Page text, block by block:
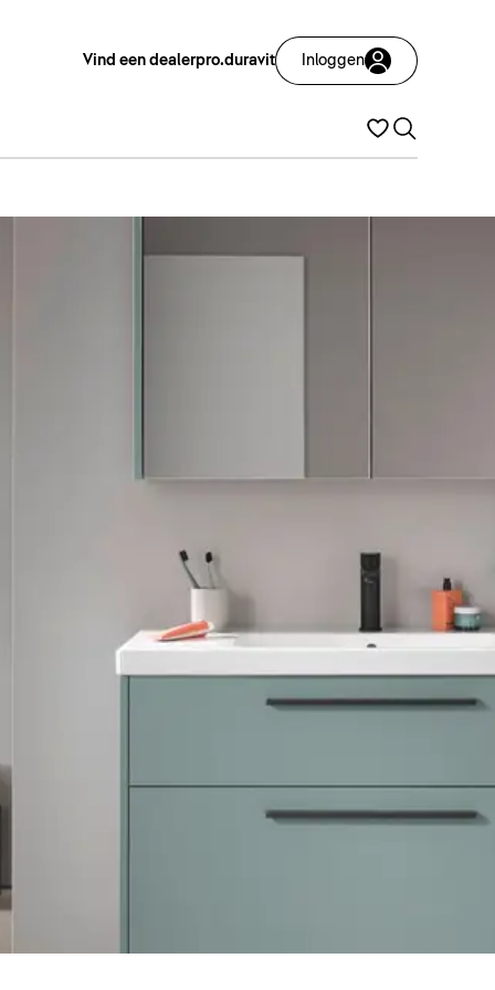
Vind een dealerpro.duravit Inloggen